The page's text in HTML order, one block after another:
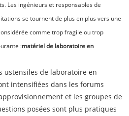
Les ingénieurs et responsables de
se tournent de plus en plus vers une
comme trop fragile ou trop
:matériel de laboratoire en
ustensiles de laboratoire en
intensifiées dans les forums
et les groupes de
posées sont plus pratiques